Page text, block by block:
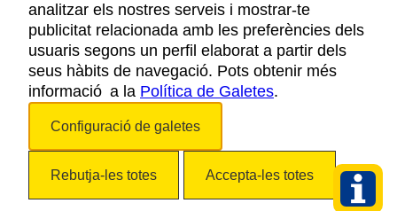
AVÍS LEGAL
POLÍTICA DE PRIVACITAT
COOKIES
ACCESSIBILITAT
analitzar els nostres serveis i mostrar-te
publicitat relacionada amb les preferències dels
usuaris segons un perfil elaborat a partir dels
seus hàbits de navegació. Pots obtenir més
informació a la Política de Galetes.
Configuració de galetes
Rebutja-les totes Accepta-les totes